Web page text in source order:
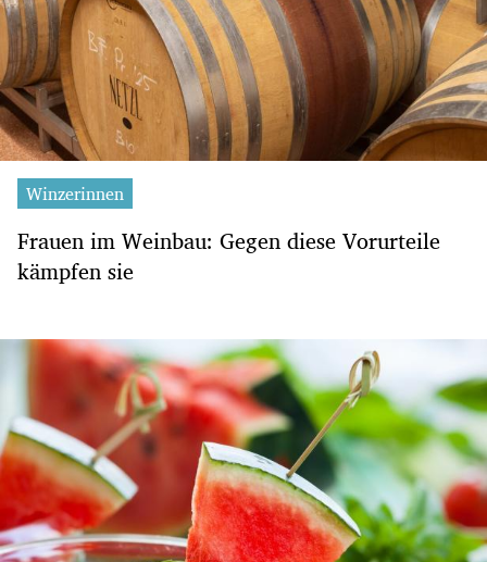
Winzerinnen
Frauen im Weinbau: Gegen diese Vorurteile
kämpfen sie